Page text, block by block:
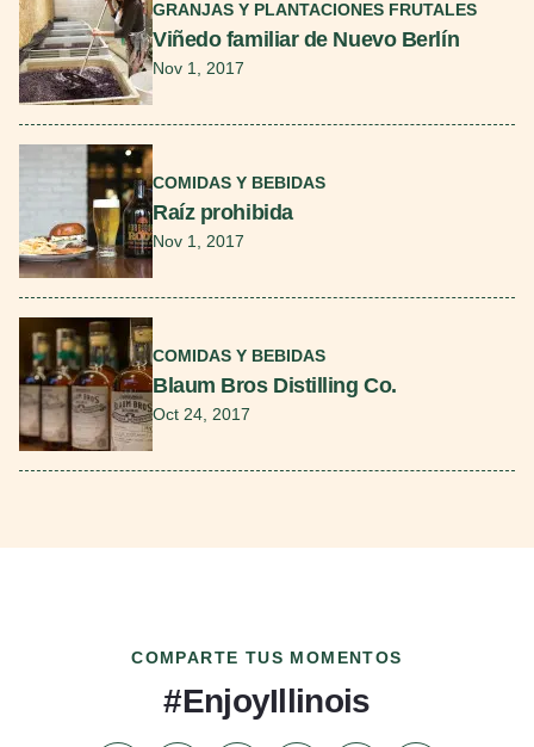
GRANJAS Y PLANTACIONES FRUTALES
Viñedo familiar de Nuevo Berlín
Nov 1, 2017
COMIDAS Y BEBIDAS
Raíz prohibida
Nov 1, 2017
COMIDAS Y BEBIDAS
Blaum Bros Distilling Co.
Oct 24, 2017
COMPARTE TUS MOMENTOS
#EnjoyIllinois